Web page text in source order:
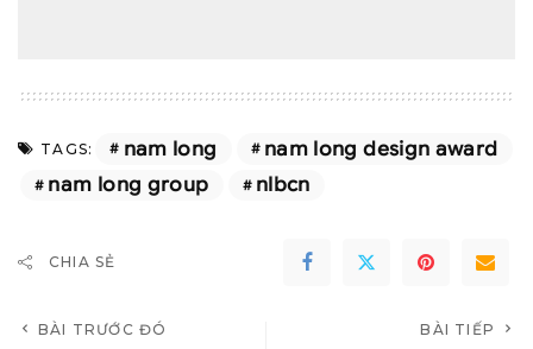
TAGS: nam long
nam long design award
nam long group
nlbcn
CHIA SẺ
BÀI TRƯỚC ĐÓ BÀI TIẾP